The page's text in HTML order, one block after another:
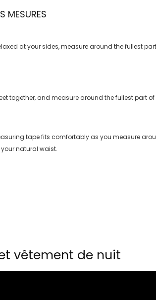
MESURES
at your sides, measure around the fullest
together, and measure around the fullest part of
tape fits comfortably as you measure
natural waist.
vêtement de nuit